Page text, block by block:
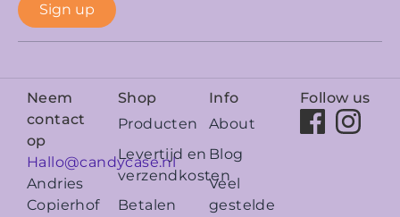
Sign up
Neem
contact
op
Hallo@candycase.nl
Andries
Copierhof
Shop
Producten
Levertijd en
verzendkosten
Betalen
Info
About
Blog
Veel
gestelde
Follow us